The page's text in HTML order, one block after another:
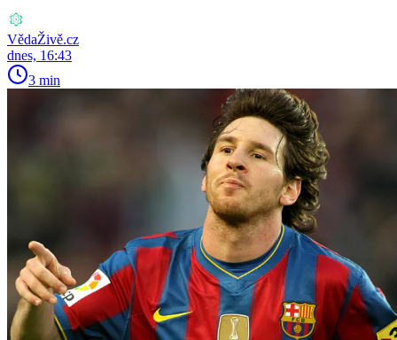
VědaŽivě.cz
dnes, 16:43
3 min